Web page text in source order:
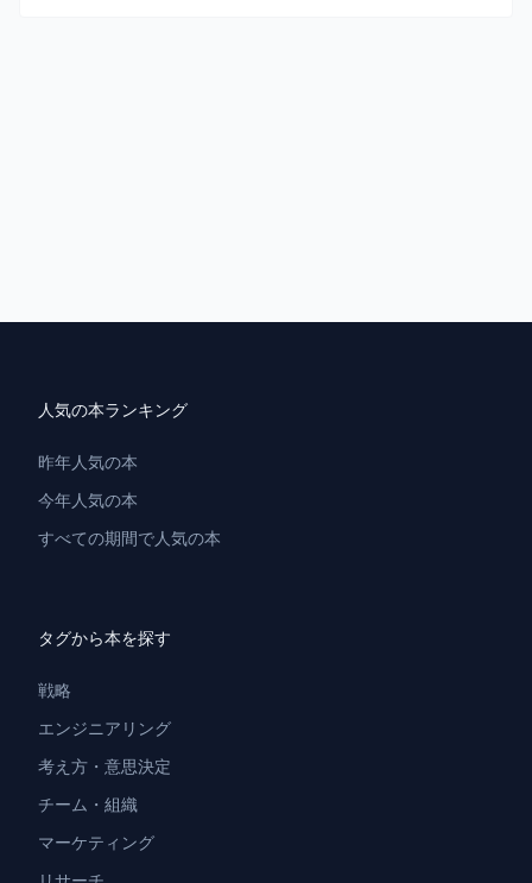
人気の本ランキング
昨年人気の本
今年人気の本
すべての期間で人気の本
タグから本を探す
戦略
エンジニアリング
考え方・意思決定
チーム・組織
マーケティング